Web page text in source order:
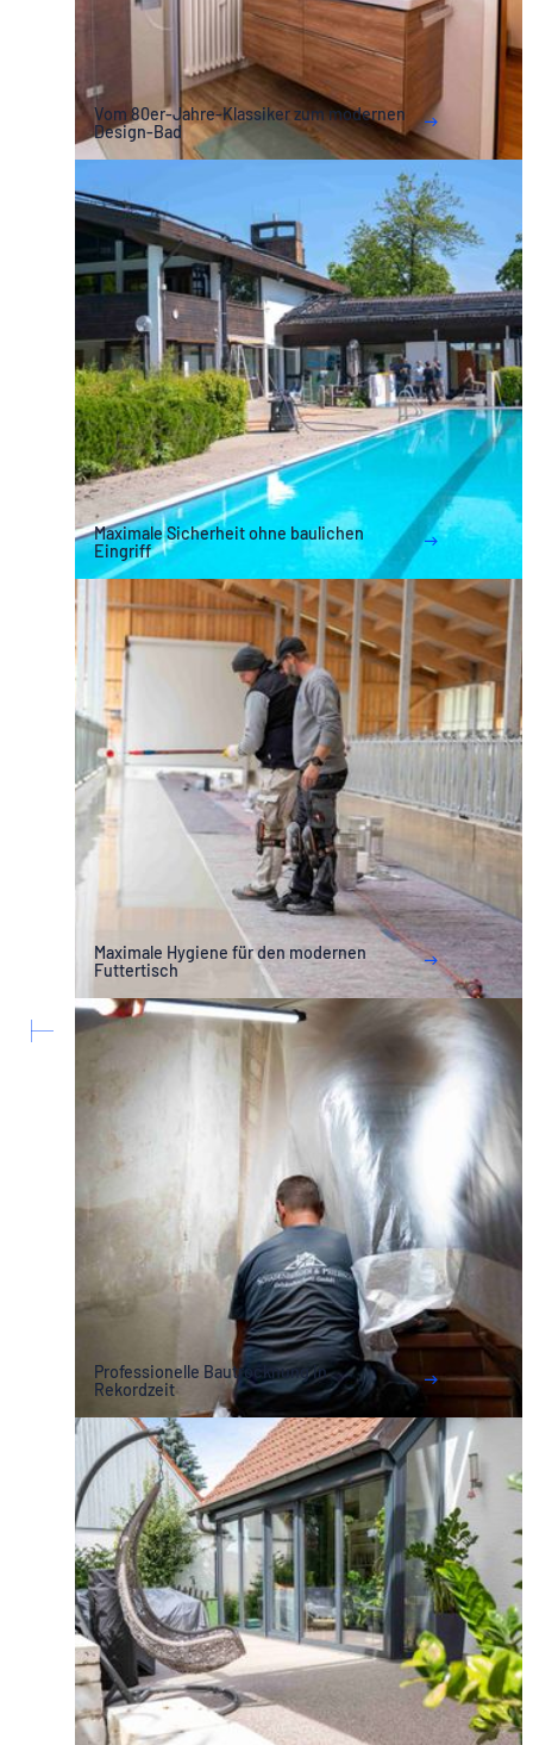
Vom 80er-Jahre-Klassiker zum modernen
Design-Bad
Maximale Sicherheit ohne baulichen
Eingriff
Maximale Hygiene für den modernen
Futtertisch
Professionelle Bautrocknung in
Rekordzeit